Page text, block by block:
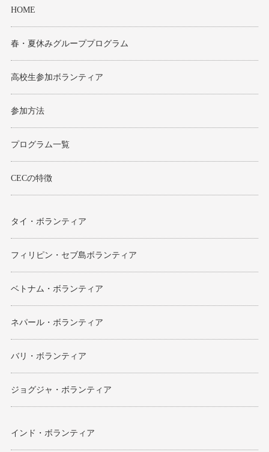
HOME
春・夏休みグループプログラム
高校生参加ボランティア
参加方法
プログラム一覧
CECの特徴
タイ・ボランティア
フィリピン・セブ島ボランティア
ベトナム・ボランティア
ネパール・ボランティア
バリ・ボランティア
ジョグジャ・ボランティア
インド・ボランティア